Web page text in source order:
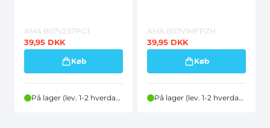
AMA B07V237PG3
39,95 DKK
Køb
På lager (lev. 1-2 hverdage)
AMA B07V1MFPZH
39,95 DKK
Køb
På lager (lev. 1-2 hverdage)